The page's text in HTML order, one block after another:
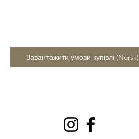
Завантажити умови купівлі (Norsk)